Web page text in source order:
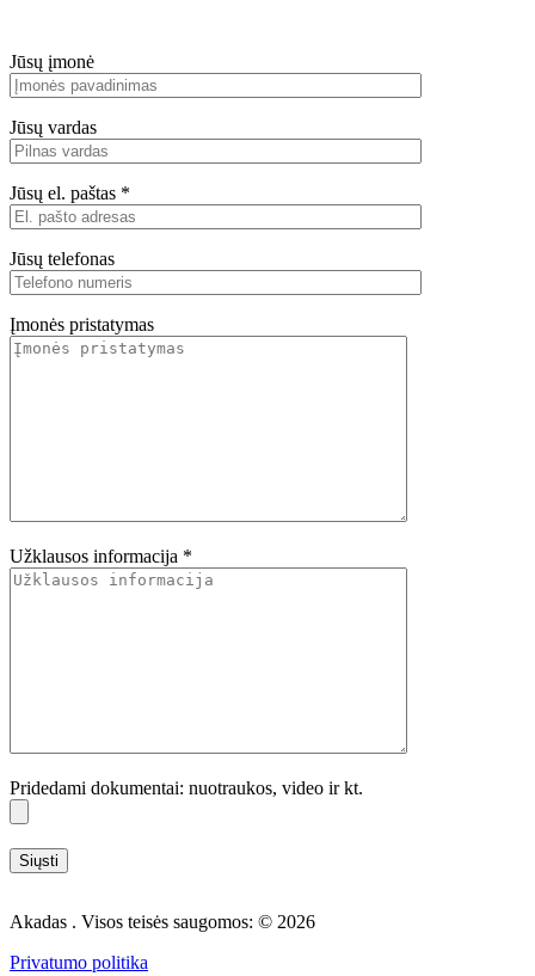
Jūsų įmonė
Jūsų vardas
Jūsų el. paštas *
Jūsų telefonas
Įmonės pristatymas
Užklausos informacija *
Pridedami dokumentai: nuotraukos, video ir kt.
Akadas . Visos teisės saugomos: © 2026
Privatumo politika